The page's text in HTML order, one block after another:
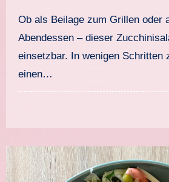
Ob als Beilage zum Grillen oder als leichtes
Abendessen – dieser
einsetzbar. In wenigen Schritten
einen…